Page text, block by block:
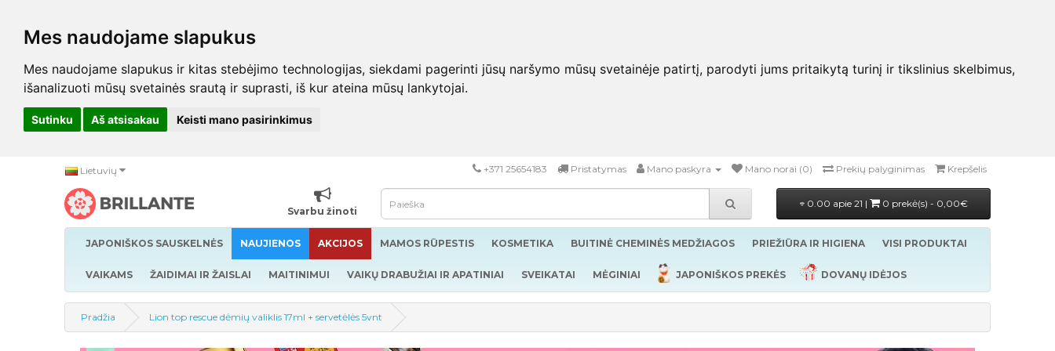
Mes naudojame slapukus
Mes naudojame slapukus ir kitas stebėjimo technologijas, siekdami pagerinti jūsų naršymo mūsų svetainėje patirtį, parodyti jums pritaikytą turinį ir tikslinius skelbimus,
išanalizuoti mūsų svetainės srautą ir suprasti, iš kur ateina mūsų lankytojai.
Sutinku Aš atsisakau Keisti mano pasirinkimus
Lietuvių +371 25654183 Pristatymas Mano paskyra Mano norai (0) Prekių palyginimas Krepšelis
Svarbu žinoti
0.00 apie 21 | 0 prekė(s) - 0,00€
JAPONIŠKOS SAUSKELNĖS NAUJIENOS AKCIJOS MAMOS RŪPESTIS KOSMETIKA BUITINĖ CHEMINĖS MEDŽIAGOS PRIEŽIŪRA IR HIGIENA VISI PRODUKTAI
VAIKAMS ŽAIDIMAI IR ŽAISLAI MAITINIMUI VAIKŲ DRABUŽIAI IR APATINIAI SVEIKATAI MĖGINIAI JAPONIŠKOS PREKĖS DOVANŲ IDĖJOS
Pradžia Lion top rescue dėmių valiklis 17ml + servetėlės 5vnt